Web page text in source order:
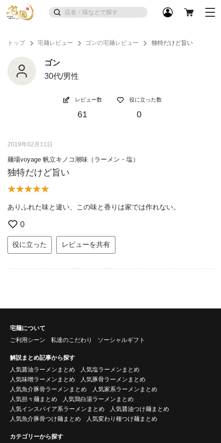
トップ 宅麺レビュー ゴンの宅麺レビュー 独特だけど旨い
ゴン
30代/男性
レビュー数
61
役に立った数
0
2019年02月11日
麺場voyage 帆立キノコ潮味（ラーメン・塩）
独特だけど旨い
ありふれた味と違い、この味と香りは家では作れない。
0
役に立った レビューを共有
宅麺について
ご利用シーン
私達のこだわり ソーシャルギフト
解説まとめ記事から探す
人気醤油ラーメンまとめ
人気塩ラーメンまとめ
人気味噌ラーメンまとめ
人気豚骨ラーメンまとめ
人気魚介豚骨ラーメンまとめ
人気家系ラーメンまとめ
人気担々麺まとめ
人気鶏白湯ラーメンまとめ
人気インスパイア系ラーメンまとめ
人気醤油つけ麺まとめ
人気魚介豚骨つけ麺まとめ
人気変わり種つけ麺まとめ
カテゴリーから探す